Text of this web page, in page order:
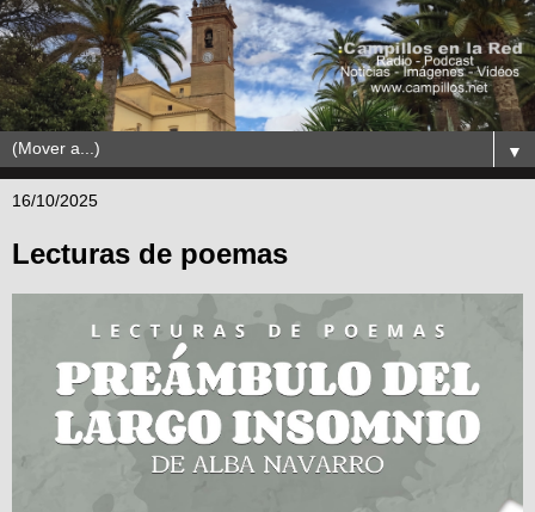
▼
16/10/2025
Lecturas de poemas